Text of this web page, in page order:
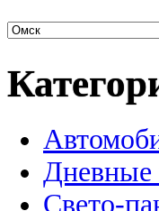
Дневные
Свето-